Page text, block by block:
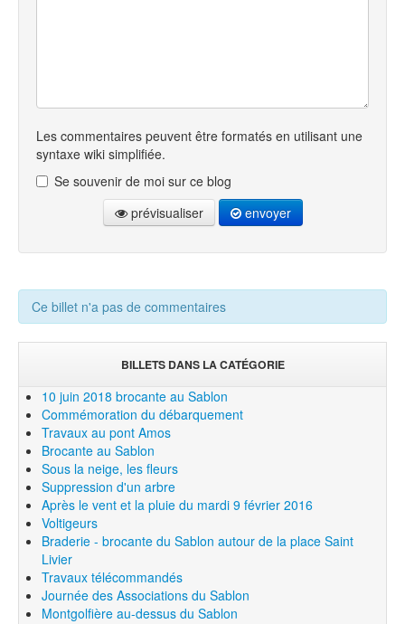
Les commentaires peuvent être formatés en utilisant une
syntaxe wiki simplifiée.
Se souvenir de moi sur ce blog
prévisualiser
envoyer
Ce billet n'a pas de commentaires
BILLETS DANS LA CATÉGORIE
10 juin 2018 brocante au Sablon
Commémoration du débarquement
Travaux au pont Amos
Brocante au Sablon
Sous la neige, les fleurs
Suppression d'un arbre
Après le vent et la pluie du mardi 9 février 2016
Voltigeurs
Braderie - brocante du Sablon autour de la place Saint
Livier
Travaux télécommandés
Journée des Associations du Sablon
Montgolfière au-dessus du Sablon